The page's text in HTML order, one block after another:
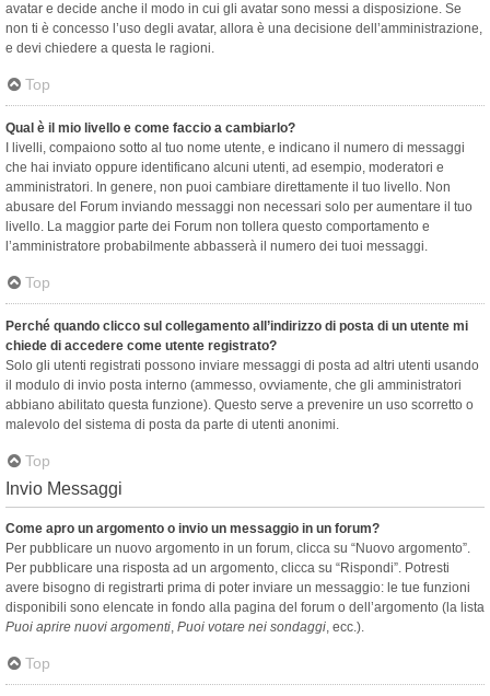
avatar e decide anche il modo in cui gli avatar sono messi a disposizione. Se
non ti è concesso l’uso degli avatar, allora è una decisione dell’amministrazione,
e devi chiedere a questa le ragioni.
Top
Qual è il mio livello e come faccio a cambiarlo?
I livelli, compaiono sotto al tuo nome utente, e indicano il numero di messaggi
che hai inviato oppure identificano alcuni utenti, ad esempio, moderatori e
amministratori. In genere, non puoi cambiare direttamente il tuo livello. Non
abusare del Forum inviando messaggi non necessari solo per aumentare il tuo
livello. La maggior parte dei Forum non tollera questo comportamento e
l’amministratore probabilmente abbasserà il numero dei tuoi messaggi.
Top
Perché quando clicco sul collegamento all’indirizzo di posta di un utente mi
chiede di accedere come utente registrato?
Solo gli utenti registrati possono inviare messaggi di posta ad altri utenti usando
il modulo di invio posta interno (ammesso, ovviamente, che gli amministratori
abbiano abilitato questa funzione). Questo serve a prevenire un uso scorretto o
malevolo del sistema di posta da parte di utenti anonimi.
Top
Invio Messaggi
Come apro un argomento o invio un messaggio in un forum?
Per pubblicare un nuovo argomento in un forum, clicca su “Nuovo argomento”.
Per pubblicare una risposta ad un argomento, clicca su “Rispondi”. Potresti
avere bisogno di registrarti prima di poter inviare un messaggio: le tue funzioni
disponibili sono elencate in fondo alla pagina del forum o dell’argomento (la lista
Puoi aprire nuovi argomenti, Puoi votare nei sondaggi, ecc.).
Top